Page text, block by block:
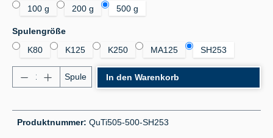
100 g
200 g 500 g
Spulengrößeauswählen
K80
K125 K250 MA125 SH253
Produkt Anzahl: Gib den gewünschten Wert ein
Spule In den Warenkorb
Produktnummer: QuTi505-500-SH253